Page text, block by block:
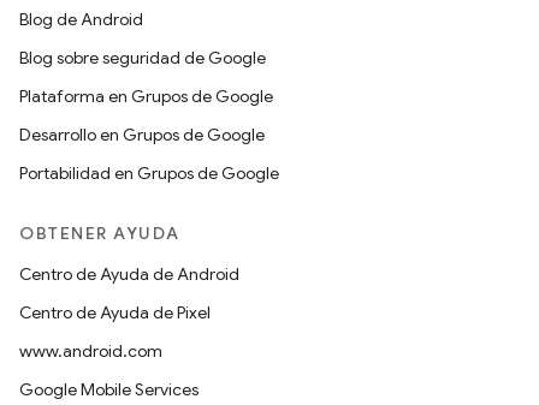
Blog de Android
Blog sobre seguridad de Google
Plataforma en Grupos de Google
Desarrollo en Grupos de Google
Portabilidad en Grupos de Google
OBTENER AYUDA
Centro de Ayuda de Android
Centro de Ayuda de Pixel
www.android.com
Google Mobile Services